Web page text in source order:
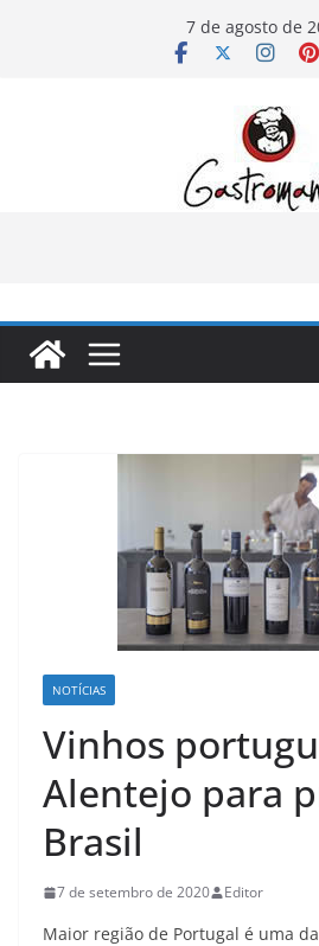
7 de agosto de
NOTÍCIAS
Vinhos
Alentejo para
Brasil
7 de setembro de 2020 Editor
Maior região de Portugal é uma